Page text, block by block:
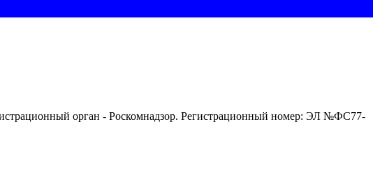
орган - Роскомнадзор. Регистрационный номер: ЭЛ №ФС77-